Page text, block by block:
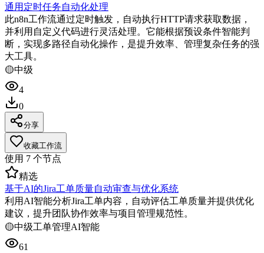
通用定时任务自动化处理
此n8n工作流通过定时触发，自动执行HTTP请求获取数据，
并利用自定义代码进行灵活处理。它能根据预设条件智能判
断，实现多路径自动化操作，是提升效率、管理复杂任务的强
大工具。
🟡中级
4
0
分享
收藏工作流
使用 7 个节点
精选
基于AI的Jira工单质量自动审查与优化系统
利用AI智能分析Jira工单内容，自动评估工单质量并提供优化
建议，提升团队协作效率与项目管理规范性。
🟡中级工单管理AI智能
61